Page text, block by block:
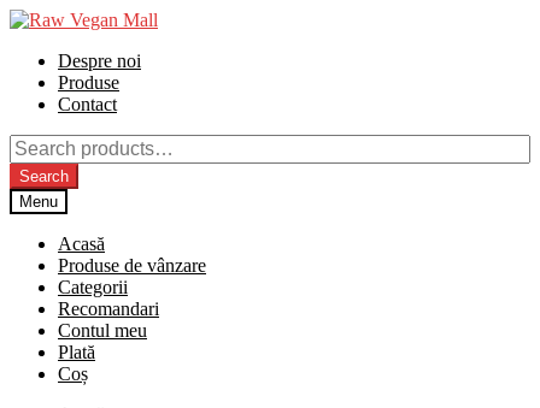
Skip
navigation
Skip
contentDespre noi
Produse
Contact
Search
for:
Search
Menu
Acasă
Produse de vânzare
Categorii
Recomandari
Contul meu
Plată
Coș